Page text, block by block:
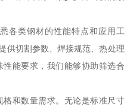
各类钢材的性能特点和应用工
供切割参数、焊接规范、热处理
能要求，我们能够协助筛选合
格和数量需求。无论是标准尺寸